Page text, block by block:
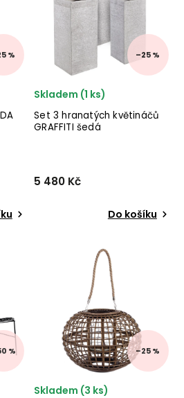
krásném žlutém provedení.
%
s
–25 %
Set 3 hranatých květináčů
GRAFFITI šedá
Skladem (1 ks)
5 480 Kč
Do košíku
stylového
nábytku BIZZOTTO ze
směsi skleněného vlákna a
jílu v šedé barvě. ✅ krásný
nábytek ✅ kvalitní materiály
✅...
% –25 %
Skladem (3 ks)